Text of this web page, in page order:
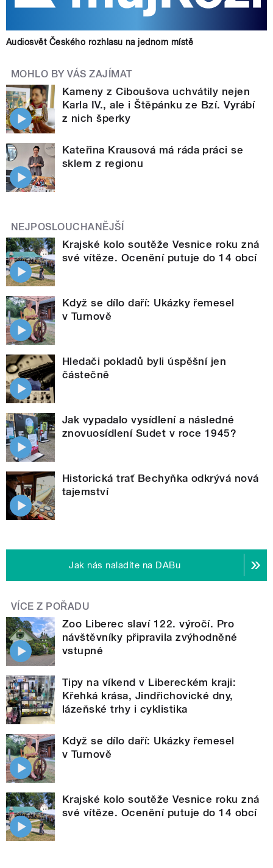
Audiosvět Českého rozhlasu na jednom místě
MOHLO BY VÁS ZAJÍMAT
Kameny z Ciboušova uchvátily nejen
Karla IV., ale i Štěpánku ze Bzí. Vyrábí
z nich šperky
Kateřina Krausová má ráda práci se
sklem z regionu
NEJPOSLOUCHANĚJŠÍ
Krajské kolo soutěže Vesnice roku zná
své vítěze. Ocenění putuje do 14 obcí
Když se dílo daří: Ukázky řemesel
v Turnově
Hledači pokladů byli úspěšní jen
částečně
Jak vypadalo vysídlení a následné
znovuosídlení Sudet v roce 1945?
Historická trať Bechyňka odkrývá nová
tajemství
Jak nás naladíte na DABu
VÍCE Z POŘADU
Zoo Liberec slaví 122. výročí. Pro
návštěvníky připravila zvýhodněné
vstupné
Tipy na víkend v Libereckém kraji:
Křehká krása, Jindřichovické dny,
lázeňské trhy i cyklistika
Když se dílo daří: Ukázky řemesel
v Turnově
Krajské kolo soutěže Vesnice roku zná
své vítěze. Ocenění putuje do 14 obcí